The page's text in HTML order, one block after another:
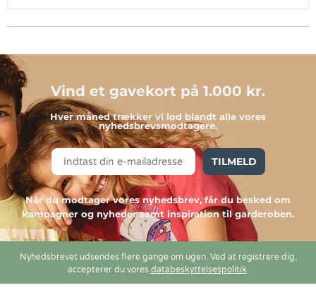
Vind et gavekort på 1.000 kr.
Hver måned trækker vi lod blandt alle vores
nyhedsbrevsmodtagere.
TILMELD
Når du modtager vores nyhedsbrev, får du besked om
kampagner og nyheder samt inspiration til garderoben.
Nyhedsbrevet udsendes flere gange om ugen. Ved at registrere dig,
accepterer du vores databeskyttelsespolitik.